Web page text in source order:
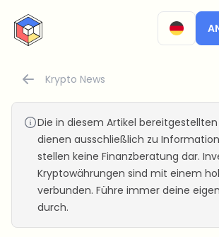
CryptoTicker
Krypto News
Die in diesem Artikel
dienen ausschließlich zu
stellen keine Finanzberatung dar.
Kryptowährungen sind mit einem
verbunden. Führe immer deine
durch.